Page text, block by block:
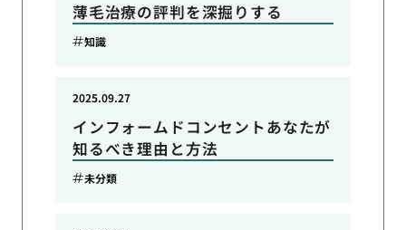
薄毛治療の評判を深掘りする
知識
インフォームドコンセントあなたが
知るべき理由と方法
2025.09.27
未分類